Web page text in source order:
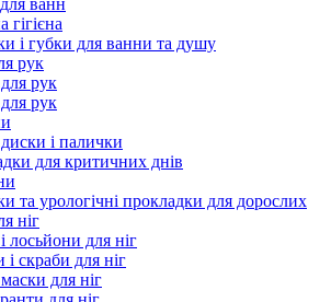
ванн
гігієна
і губки для ванни та душу
рук
рук
рук
і палички
для критичних днів
та урологічні прокладки для дорослих
ніг
лосьйони для ніг
і скраби для ніг
маски для ніг